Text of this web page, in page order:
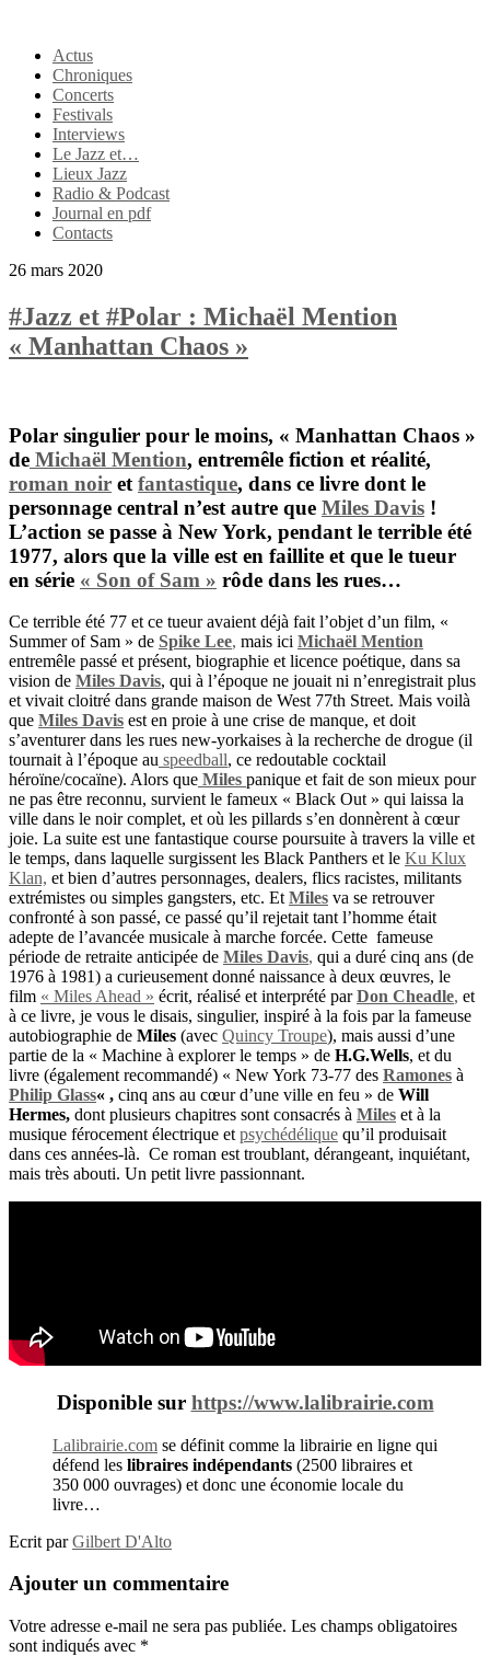
Actus
Chroniques
Concerts
Festivals
Interviews
Le Jazz et…
Lieux Jazz
Radio & Podcast
Journal en pdf
Contacts
26 mars 2020
#Jazz et #Polar : Michaël Mention
« Manhattan Chaos »
Polar singulier pour le moins, « Manhattan Chaos »
de Michaël Mention, entremêle fiction et réalité,
roman noir et fantastique, dans ce livre dont le
personnage central n’est autre que Miles Davis !
L’action se passe à New York, pendant le terrible été
1977, alors que la ville est en faillite et que le tueur
en série « Son of Sam » rôde dans les rues…
Ce terrible été 77 et ce tueur avaient déjà fait l’objet d’un film, «
Summer of Sam » de Spike Lee, mais ici Michaël Mention
entremêle passé et présent, biographie et licence poétique, dans sa
vision de Miles Davis, qui à l’époque ne jouait ni n’enregistrait plus
et vivait cloitré dans grande maison de West 77th Street. Mais voilà
que Miles Davis est en proie à une crise de manque, et doit
s’aventurer dans les rues new-yorkaises à la recherche de drogue (il
tournait à l’époque au speedball, ce redoutable cocktail
héroïne/cocaïne). Alors que Miles panique et fait de son mieux pour
ne pas être reconnu, survient le fameux « Black Out » qui laissa la
ville dans le noir complet, et où les pillards s’en donnèrent à cœur
joie. La suite est une fantastique course poursuite à travers la ville et
le temps, dans laquelle surgissent les Black Panthers et le Ku Klux
Klan, et bien d’autres personnages, dealers, flics racistes, militants
extrémistes ou simples gangsters, etc. Et Miles va se retrouver
confronté à son passé, ce passé qu’il rejetait tant l’homme était
adepte de l’avancée musicale à marche forcée. Cette fameuse
période de retraite anticipée de Miles Davis, qui a duré cinq ans (de
1976 à 1981) a curieusement donné naissance à deux œuvres, le
film « Miles Ahead » écrit, réalisé et interprété parDon Cheadle, et
à ce livre, je vous le disais, singulier, inspiré à la fois par la fameuse
autobiographie de Miles (avec Quincy Troupe), mais aussi d’une
partie de la « Machine à explorer le temps » de H.G.Wells, et du
livre (également recommandé) « New York 73-77 des Ramones à
Philip Glass« , cinq ans au cœur d’une ville en feu » de Will
Hermes, dont plusieurs chapitres sont consacrés à Miles et à la
musique férocement électrique et psychédélique qu’il produisait
dans ces années-là. Ce roman est troublant, dérangeant, inquiétant,
mais très abouti. Un petit livre passionnant.
Disponible sur https://www.lalibrairie.com
Lalibrairie.com se définit comme la librairie en ligne qui
défend les libraires indépendants (2500 libraires et
350 000 ouvrages) et donc une économie locale du
livre…
Ecrit parGilbert D'Alto
Ajouter un commentaire
Votre adresse e-mail ne sera pas publiée. Les champs obligatoires
sont indiqués avec *